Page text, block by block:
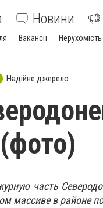
Новини
Вакансії Нерухомість
Надійне джерело
часть
массиве в районе